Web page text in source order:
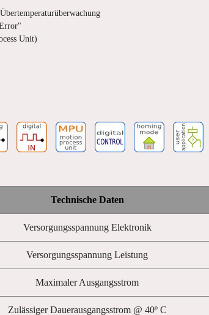
Unit)
Technische Daten
Versorgungsspannung Elektronik
Versorgungsspannung Leistung
Maximaler Ausgangsstrom
Zulässiger Dauerausgangsstrom @ 40º C